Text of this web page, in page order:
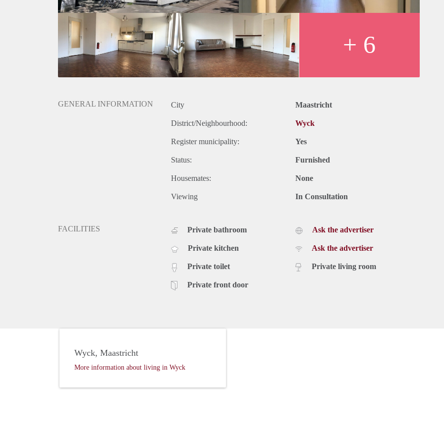
+ 6
GENERAL INFORMATION City Maastricht
District/Neighbourhood: Wyck
Register municipality: Yes
Status: Furnished
Housemates: None
Viewing In Consultation
FACILITIES Private bathroom
Private kitchen
Private toilet
Private front door
Ask the advertiser
Ask the advertiser
Private living room
Wyck, Maastricht
More information about living in Wyck